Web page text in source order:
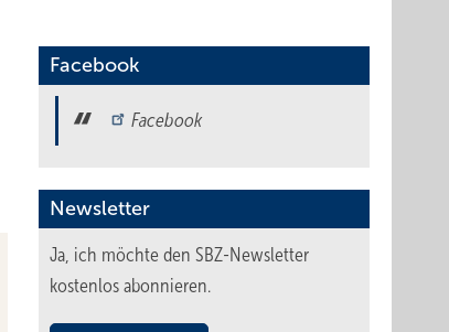
Facebook
Facebook
Newsletter
Ja, ich möchte den SBZ-Newsletter
kostenlos abonnieren.